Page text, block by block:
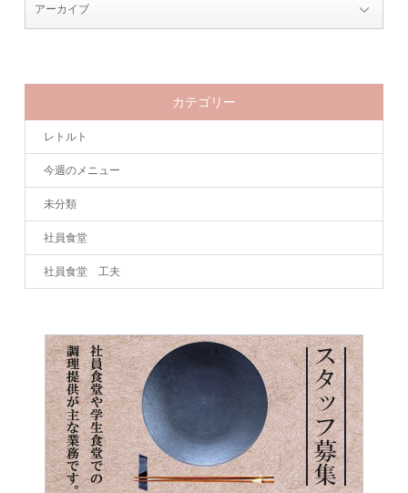
カテゴリー
レトルト
今週のメニュー
未分類
社員食堂
社員食堂 工夫